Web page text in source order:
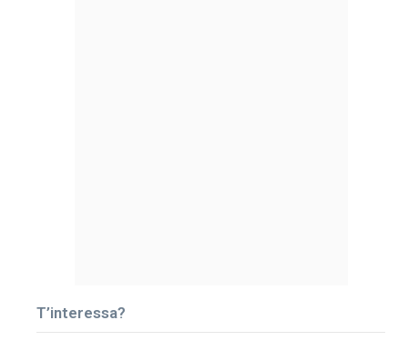
T’interessa?